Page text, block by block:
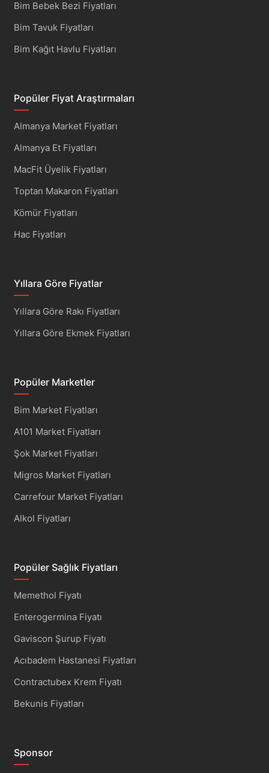
Bim Bebek Bezi Fiyatları
Bim Tavuk Fiyatları
Bim Kağıt Havlu Fiyatları
Popüler Fiyat Araştırmaları
Almanya Market Fiyatları
Almanya Et Fiyatları
MacFit Üyelik Fiyatları
Toptan Makaron Fiyatları
Kömür Fiyatları
Hac Fiyatları
Yıllara Göre Fiyatlar
Yıllara Göre Rakı Fiyatları
Yıllara Göre Ekmek Fiyatları
Popüler Marketler
Bim Market Fiyatları
A101 Market Fiyatları
Şok Market Fiyatları
Migros Market Fiyatları
Carrefour Market Fiyatları
Alkol Fiyatları
Popüler Sağlık Fiyatları
Memethol Fiyatı
Enterogermina Fiyatı
Gaviscon Şurup Fiyatı
Acıbadem Hastanesi Fiyatları
Contractubex Krem Fiyatı
Bekunis Fiyatları
Sponsor